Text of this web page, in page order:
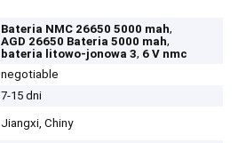
Bateria NMC 26650 5000 mah,
AGD 26650 Bateria 5000 mah,
bateria litowo-jonowa 3, 6 V nmc
negotiable
7-15 dni
Jiangxi, Chiny